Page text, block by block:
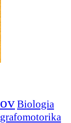
Biologia
grafomotorika